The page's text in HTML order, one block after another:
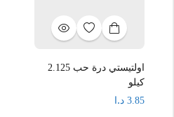
اولتيستي درة حب 2.125
كيلو
3.85 د.ا